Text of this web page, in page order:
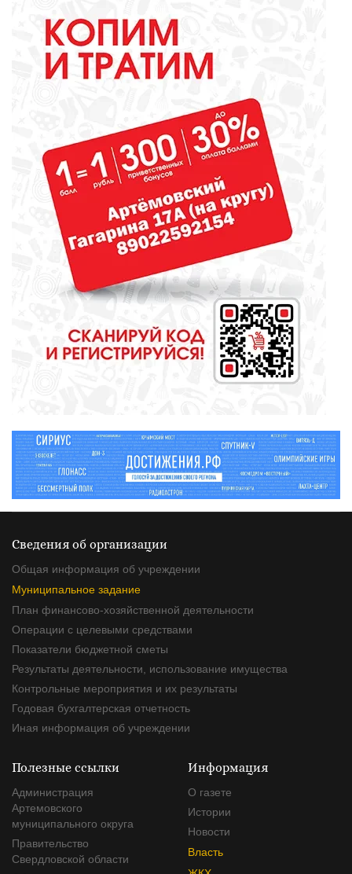
вкус»
ОБЩЕСТВО
Какие вирусы могут уничтожить
домашних свиней и птиц?
СПОРТ
Денис Паслер поставил
футбольному клубу «Урал»
задачу выйти в Российскую
премьер-лигу
Газманов, «Город мастеров» и
музейные квесты
Сведения об организации
Общая информация об учреждении
Муниципальное задание
План финансово-хозяйственной деятельности
Операции с целевыми средствами
Показатели бюджетной сметы
Результаты деятельности, использование имущества
Контрольные мероприятия и их результаты
Годовая бухгалтерская отчетность
Иная информация об учреждении
Полезные ссылки
Администрация
Артемовского
муниципального округа
Правительство
Свердловской области
Информация
О газете
Истории
Новости
Власть